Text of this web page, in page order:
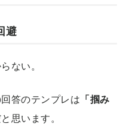
避
ない。
答のテンプレは 「掴み
思います。